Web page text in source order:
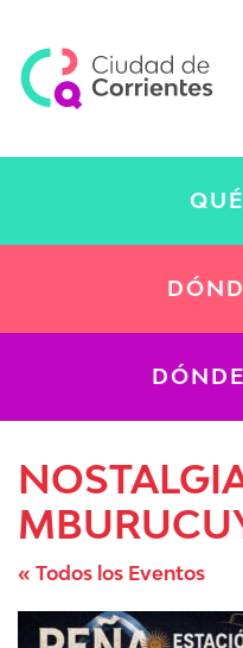
« Todos los Eventos